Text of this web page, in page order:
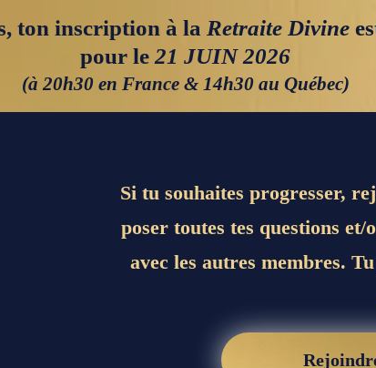
ton inscription à la Retraite Divine
pour le 21 JUIN 2026
(à 20h30 en France & 14h30 au Québec)
Si tu souhaites progresser,
poser toutes tes questions
avec les autres membres.